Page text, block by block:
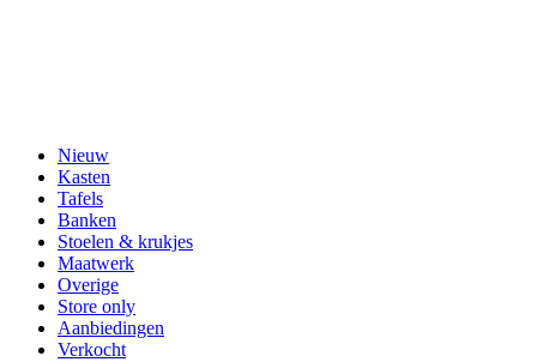
Nieuw
Kasten
Tafels
Banken
Stoelen & krukjes
Maatwerk
Overige
Store only
Aanbiedingen
Verkocht